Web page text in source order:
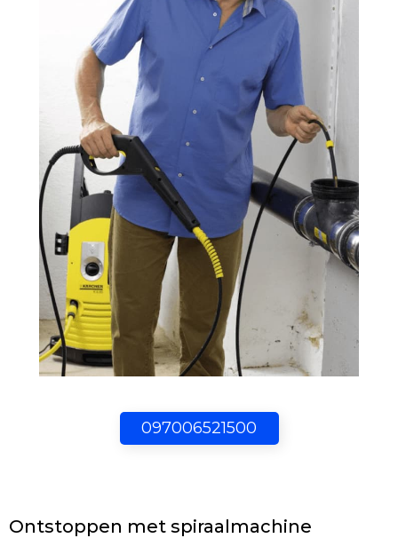
097006521500
Ontstoppen met spiraalmachine